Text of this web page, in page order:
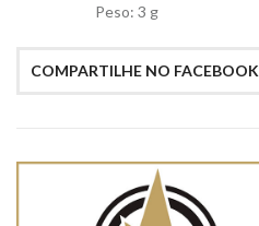
Peso: 3 g
COMPARTILHE NO FACEBOOK